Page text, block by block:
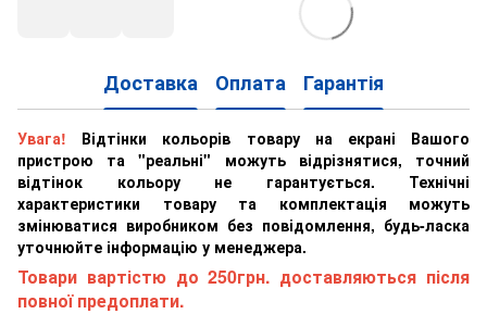
Доставка Оплата Гарантія
Увага! Відтінки кольорів товару на екрані Вашого
пристрою та "реальні" можуть відрізнятися, точний
відтінок кольору не гарантується. Технічні
характеристики товару та комплектація можуть
змінюватися виробником без повідомлення, будь-ласка
уточнюйте інформацію у менеджера.
Товари вартістю до 250грн. доставляються після
повної предоплати.